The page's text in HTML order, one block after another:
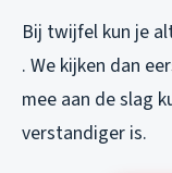
Bij twijfel kun je
. We kijken dan
mee aan de slag
verstandiger is.